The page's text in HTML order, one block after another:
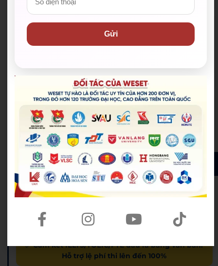
Hệ thống Learning Portal – cổng thông tin học
viên giúp học viện ôn luyện, cập nhật tin tức học
Số giờ học cao nhất thị trường, đến 72 giờ/khoá.
Hoạt động ngoại khóa đa dạng:
thực hành tiếng Anh trong môi trường thực tế,
phát triển toàn diện.
ĐĂNG KÝ ĐỂ NHẬN ĐƯỢC HỌC BỔNG MIỄN PHÍ
✅ Hơn 200 đơn vị đối tác đồng hành, trong đó hơn
và cả nước
✅ Cam kết IELTS/TOEIC/PTE đầu ra bằng văn bản.
Hỗ trợ lệ phí thi lên đến 100%
Gửi